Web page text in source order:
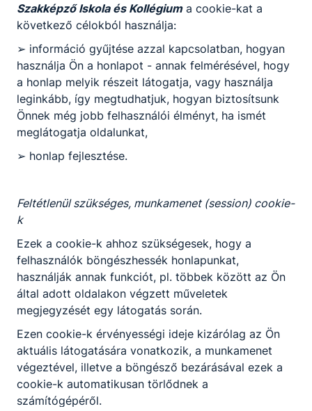
Szakképző Iskola és Kollégiuma cookie-kat a
következő célokból használja:
➢ információ gyűjtése azzal kapcsolatban, hogyan
használja Ön a honlapot - annak felmérésével, hogy
a honlap melyik részeit látogatja, vagy használja
leginkább, így megtudhatjuk, hogyan biztosítsunk
Önnek még jobb felhasználói élményt, ha ismét
meglátogatja oldalunkat,
➢ honlap fejlesztése.
Feltétlenül szükséges, munkamenet (session) cookie-
k
Ezek a cookie-k ahhoz szükségesek, hogy a
felhasználók böngészhessék honlapunkat,
használják annak funkciót, pl. többek között az Ön
által adott oldalakon végzett műveletek
megjegyzését egy látogatás során.
Ezen cookie-k érvényességi ideje kizárólag az Ön
aktuális látogatására vonatkozik, a munkamenet
végeztével, illetve a böngésző bezárásával ezek a
cookie-k automatikusan törlődnek a
számítógépéről.